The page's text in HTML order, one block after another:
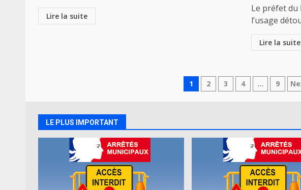
Lire la suite
Le préfet
l’usage
Lire la suite
Navigation
articles
1 2 3 4 … 9
LE PLUS IMPORTANT